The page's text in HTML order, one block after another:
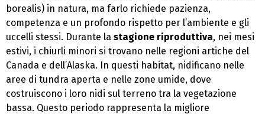
borealis) in natura, ma farlo richiede pazienza,
competenza e un profondo rispetto per l’ambiente e gli
uccelli stessi. Durante la stagione riproduttiva, nei mesi
estivi, i chiurli minori si trovano nelle regioni artiche del
Canada e dell’Alaska. In questi habitat, nidificano nelle
aree di tundra aperta e nelle zone umide, dove
costruiscono i loro nidi sul terreno tra la vegetazione
bassa. Questo periodo rappresenta la migliore